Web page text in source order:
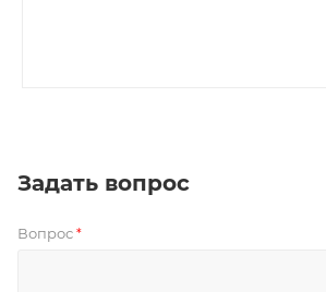
Задать вопрос
Вопрос *